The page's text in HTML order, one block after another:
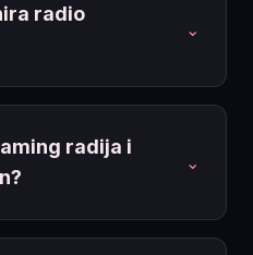
radio
⌄
radija i
⌄